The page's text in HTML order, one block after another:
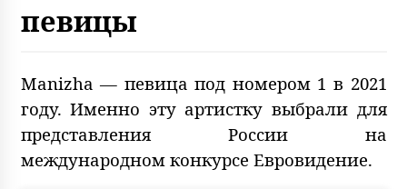
певицы
Manizha — певица под номером 1 в 2021
году. Именно эту артистку выбрали для
представления России на
международном конкурсе Евровидение.